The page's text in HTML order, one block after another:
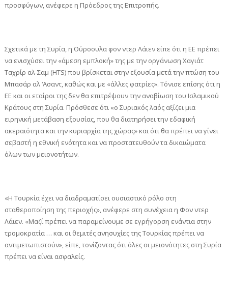
προσφύγων, ανέφερε η Πρόεδρος της Επιτροπής.
Σχετικά με τη Συρία, η Ούρσουλα φον ντερ Λάιεν είπε ότι η ΕΕ πρέπει
να ενισχύσει την «άμεση εμπλοκή» της με την οργάνωση Χαγιάτ
Ταχρίρ αλ-Σαμ (HTS) που βρίσκεται στην εξουσία μετά την πτώση του
Μπασάρ αλ ‘Ασαντ, καθώς και με «άλλες φατρίες». Τόνισε επίσης ότι η
ΕΕ και οι εταίροι της δεν θα επιτρέψουν την αναβίωση του Ισλαμικού
Κράτους στη Συρία. Πρόσθεσε ότι «ο Συριακός λαός αξίζει μια
ειρηνική μετάβαση εξουσίας, που θα διατηρήσει την εδαφική
ακεραιότητα και την κυριαρχία της χώρας» και ότι θα πρέπει να γίνει
σεβαστή η εθνική ενότητα και να προστατευθούν τα δικαιώματα
όλων των μειονοτήτων.
«Η Τουρκία έχει να διαδραματίσει ουσιαστικό ρόλο στη
σταθεροποίηση της περιοχής», ανέφερε στη συνέχεια η Φον ντερ
Λάιεν. «Μαζί πρέπει να παραμείνουμε σε εγρήγορση ενάντια στην
τρομοκρατία … και οι θεμιτές ανησυχίες της Τουρκίας πρέπει να
αντιμετωπιστούν», είπε, τονίζοντας ότι όλες οι μειονότητες στη Συρία
πρέπει να είναι ασφαλείς.